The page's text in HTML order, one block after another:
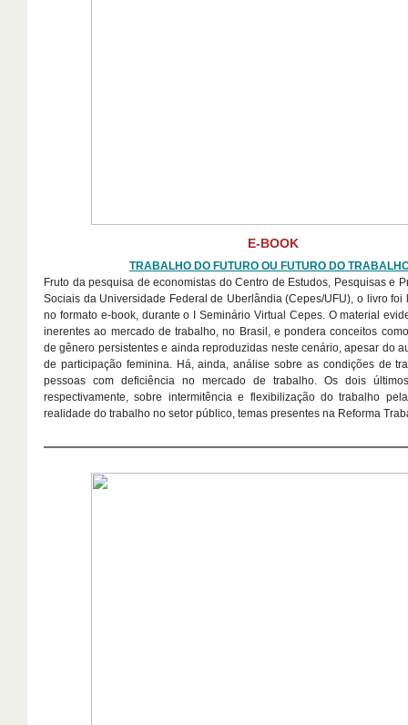
E-BOOK
TRABALHO DO FUTURO OU FUTURO DO
Fruto da pesquisa de economistas do Centro de Estudos, Pesquisas e
Sociais da Universidade Federal de Uberlândia (Cepes/UFU), o livro foi
no formato e-book, durante o I Seminário Virtual Cepes. O material
inerentes ao mercado de trabalho, no Brasil, e pondera conceitos
de gênero persistentes e ainda reproduzidas neste cenário, apesar do
de participação feminina. Há, ainda, análise sobre as condições de
pessoas com deficiência no mercado de trabalho. Os dois
respectivamente, sobre intermitência e flexibilização do trabalho
realidade do trabalho no setor público, temas presentes na Reforma